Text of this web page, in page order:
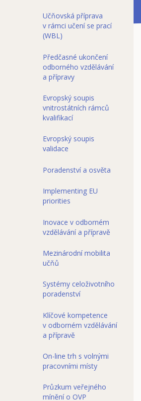
Učňovská příprava
v rámci učení se prací
(WBL)
Předčasné ukončení
odborného vzdělávání
a přípravy
Evropský soupis
vnitrostátních rámců
kvalifikací
Evropský soupis
validace
Poradenství a osvěta
Implementing EU
priorities
Inovace v odborném
vzdělávání a přípravě
Mezinárodní mobilita
učňů
Systémy celoživotního
poradenství
Klíčové kompetence
v odborném vzdělávání
a přípravě
On-line trh s volnými
pracovními místy
Průzkum veřejného
mínění o OVP